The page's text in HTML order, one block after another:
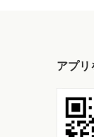
アプリ